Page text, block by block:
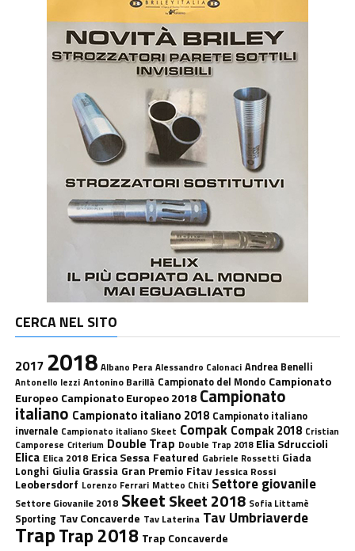
CERCA NEL SITO
2017 2018 Albano Pera Alessandro Calonaci Andrea Benelli
Antonello Iezzi Antonino Barillà Campionato del Mondo Campionato
Europeo Campionato Europeo 2018 Campionato
italiano Campionato italiano 2018 Campionato italiano
invernale Campionato italiano Skeet Compak Compak 2018 Cristian
Camporese Criterium Double Trap Double Trap 2018 Elia Sdruccioli
Elica Elica 2018 Erica Sessa Featured Gabriele Rossetti Giada
Longhi Giulia Grassia Gran Premio Fitav Jessica Rossi
Leobersdorf Lorenzo Ferrari Matteo Chiti Settore giovanile
Settore Giovanile 2018 SkeetSkeet 2018 Sofia Littamè
Sporting Tav Concaverde Tav Laterina Tav Umbriaverde
TrapTrap 2018 Trap Concaverde